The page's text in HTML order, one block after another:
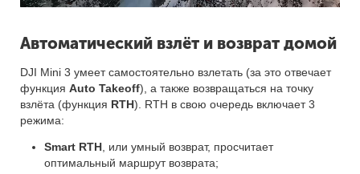
Автоматический взлёт и возврат домой
DJI Mini 3 умеет самостоятельно взлетать (за это отвечает
функция Auto Takeoff), а также возвращаться на точку
взлёта (функция RTH). RTH в свою очередь включает 3
режима:
Smart RTH , или умный возврат, просчитает
оптимальный маршрут возврата;